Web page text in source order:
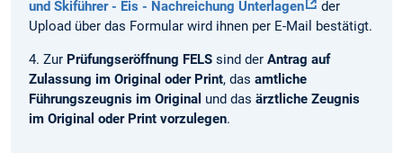
und Skiführer - Eis - Nachreichung Unterlagen
der
Upload über das Formular wird ihnen per E-Mail bestätigt.
4. Zur Prüfungseröffnung FELS sind der Antrag auf
Zulassung im Original oder Print, das amtliche
Führungszeugnis im Original und das ärztliche Zeugnis
im Original oder Print vorzulegen.